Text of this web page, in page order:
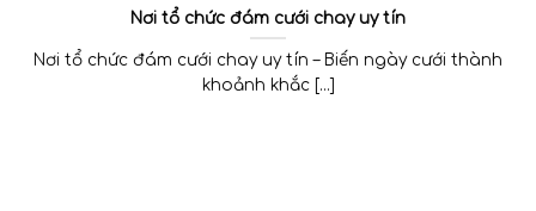
Nơi tổ chức đám cưới chay uy tín
Nơi tổ chức đám cưới chay uy tín – Biến ngày cưới thành
khoảnh khắc [...]